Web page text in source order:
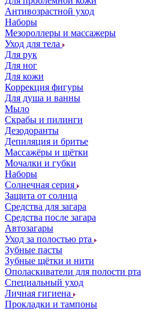
Антивозрастной уход
Наборы
Мезороллеры и массажеры
Уход для тела
Для рук
Для ног
Для кожи
Коррекция фигуры
Для душа и ванны
Мыло
Скрабы и пилинги
Дезодоранты
Депиляция и бритье
Массажёры и щётки
Мочалки и губки
Наборы
Солнечная серия
Защита от солнца
Средства для загара
Средства после загара
Автозагары
Уход за полостью рта
Зубные пасты
Зубные щётки и нити
Ополаскиватели для полости рта
Специальный уход
Личная гигиена
Прокладки и тампоны